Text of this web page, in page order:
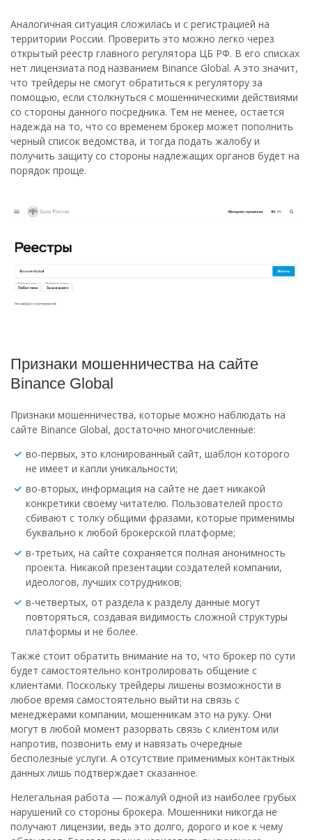
Аналогичная ситуация сложилась и с регистрацией на
территории России. Проверить это можно легко через
открытый реестр главного регулятора ЦБ РФ. В его списках
нет лицензиата под названием Binance Global. А это значит,
что трейдеры не смогут обратиться к регулятору за
помощью, если столкнуться с мошенническими действиями
со стороны данного посредника. Тем не менее, остается
надежда на то, что со временем брокер может пополнить
черный список ведомства, и тогда подать жалобу и
получить защиту со стороны надлежащих органов будет на
порядок проще.
Признаки мошенничества на сайте
Binance Global
Признаки мошенничества, которые можно наблюдать на
сайте Binance Global, достаточно многочисленные:
во-первых, это клонированный сайт, шаблон которого
не имеет и капли уникальности;
во-вторых, информация на сайте не дает никакой
конкретики своему читателю. Пользователей просто
сбивают с толку общими фразами, которые применимы
буквально к любой брокерской платформе;
в-третьих, на сайте сохраняется полная анонимность
проекта. Никакой презентации создателей компании,
идеологов, лучших сотрудников;
в-четвертых, от раздела к разделу данные могут
повторяться, создавая видимость сложной структуры
платформы и не более.
Также стоит обратить внимание на то, что брокер по сути
будет самостоятельно контролировать общение с
клиентами. Поскольку трейдеры лишены возможности в
любое время самостоятельно выйти на связь с
менеджерами компании, мошенникам это на руку. Они
могут в любой момент разорвать связь с клиентом или
напротив, позвонить ему и навязать очередные
бесполезные услуги. А отсутствие применимых контактных
данных лишь подтверждает сказанное.
Нелегальная работа — пожалуй одной из наиболее грубых
нарушений со стороны брокера. Мошенники никогда не
получают лицензии, ведь это долго, дорого и кое к чему